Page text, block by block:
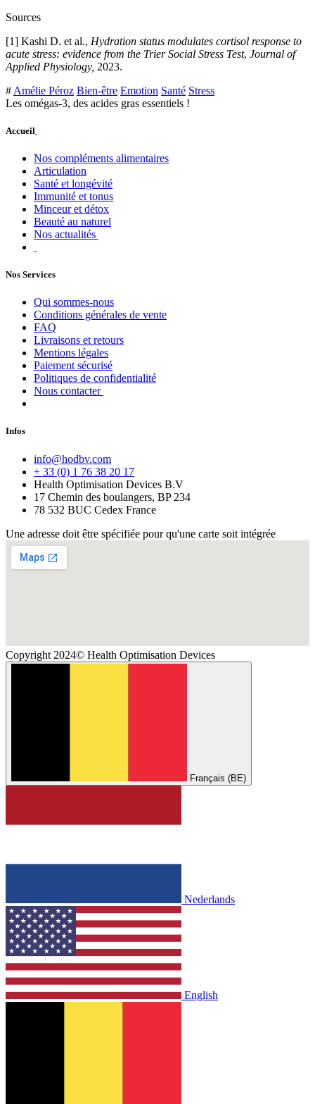
Sources
[1] Kashi D. et al., Hydration status modulates cortisol response to
acute stress: evidence from the Trier Social Stress Test, Journal of
Applied Physiology, 2023.
# Amélie Péroz Bien-être Emotion Santé Stress
Les omégas-3, des acides gras essentiels !
Accueil
Nos compléments alimentaires
Articulation
Santé et longévité
Immunité et tonus
Minceur et détox
Beauté au naturel
Nos actualités
Nos Services
Qui sommes-nous
Conditions générales de vente
FAQ
Livraisons et retours
Mentions légales
Paiement sécurisé
Politiques de confidentialité
Nous contacter
Infos
info@hodbv.com
+ 33 (0) 1 76 38 20 17
Health Optimisation Devices B.V
17 Chemin des boulangers, BP 234
78 532 BUC Cedex France
Une adresse doit être spécifiée pour qu'une carte soit intégrée
Copyright 2024© Health Optimisation Devices
Français (BE)
Nederlands
English